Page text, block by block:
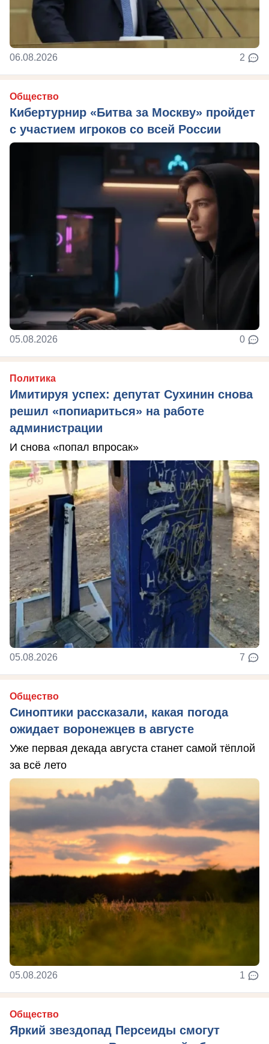
06.08.2026 2
Общество
Кибертурнир «Битва за Москву» пройдет
с участием игроков со всей России
05.08.2026 0
Политика
Имитируя успех: депутат Сухинин снова
решил «попиариться» на работе
администрации
И снова «попал впросак»
05.08.2026 7
Общество
Синоптики рассказали, какая погода
ожидает воронежцев в августе
Уже первая декада августа станет самой тёплой
за всё лето
05.08.2026 1
Общество
Яркий звездопад Персеиды смогут